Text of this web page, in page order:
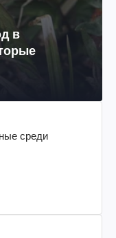
в
среди